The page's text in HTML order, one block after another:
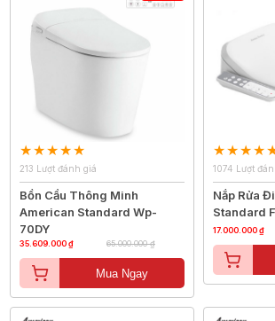
213 Lượt đánh giá
Bồn Cầu Thông Minh
American Standard Wp-
70DY
35.609.000 ₫ 65.000.000 ₫
Mua Ngay
1074 Lượt
Nắp Rửa
Standard
17.000.000 ₫